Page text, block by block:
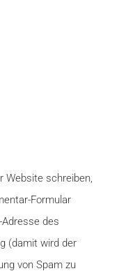
Website schreiben,
Formular
des
(damit wird der
von Spam zu